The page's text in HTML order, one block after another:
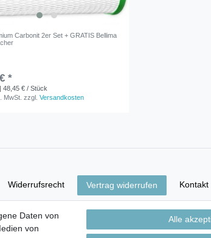
Carbonit 2er Set + GRATIS Bellima
*
| 48,45 € / Stück
MwSt. zzgl.Versandkosten
Widerrufs­recht Vertrag widerrufen Kontakt
Daten von
von
Alle